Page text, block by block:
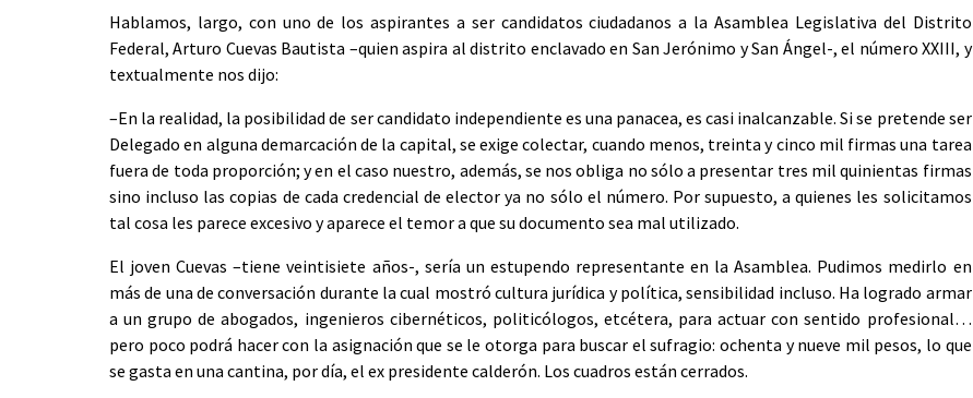
Hablamos, largo, con uno de los aspirantes a ser candidatos ciudadanos a la Asamblea Legislativa del Distrito
Federal, Arturo Cuevas Bautista –quien aspira al distrito enclavado en San Jerónimo y San Ángel-, el número XXIII, y
textualmente nos dijo:
–En la realidad, la posibilidad de ser candidato independiente es una panacea, es casi inalcanzable. Si se pretende ser
Delegado en alguna demarcación de la capital, se exige colectar, cuando menos, treinta y cinco mil firmas una tarea
fuera de toda proporción; y en el caso nuestro, además, se nos obliga no sólo a presentar tres mil quinientas firmas
sino incluso las copias de cada credencial de elector ya no sólo el número. Por supuesto, a quienes les solicitamos
tal cosa les parece excesivo y aparece el temor a que su documento sea mal utilizado.
El joven Cuevas –tiene veintisiete años-, sería un estupendo representante en la Asamblea. Pudimos medirlo en
más de una de conversación durante la cual mostró cultura jurídica y política, sensibilidad incluso. Ha logrado armar
a un grupo de abogados, ingenieros cibernéticos, politicólogos, etcétera, para actuar con sentido profesional…
pero poco podrá hacer con la asignación que se le otorga para buscar el sufragio: ochenta y nueve mil pesos, lo que
se gasta en una cantina, por día, el ex presidente calderón. Los cuadros están cerrados.